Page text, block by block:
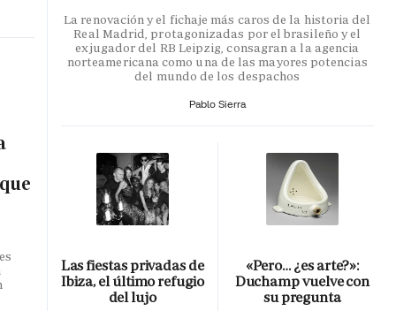
La renovación y el fichaje más caros de la historia del
Real Madrid, protagonizadas por el brasileño y el
exjugador del RB Leipzig, consagran a la agencia
norteamericana como una de las mayores potencias
del mundo de los despachos
Pablo Sierra
Las fiestas privadas de
Ibiza, el último refugio
del lujo
«Pero… ¿es arte?»:
Duchamp vuelve con
su pregunta